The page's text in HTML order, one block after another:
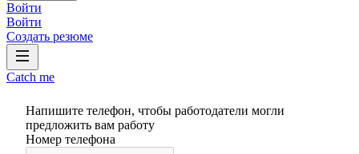
Войти
Войти
Создать резюме
Catch me
Напишите телефон, чтобы работодатели могли
предложить вам работу
Номер телефона